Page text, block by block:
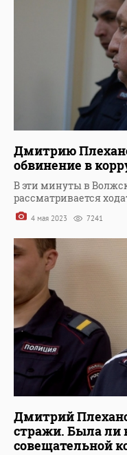
Дмитрию
обвинение в
В эти минуты в
рассматривается
4 мая 2023 7241
Дмитрий
стражи. Была ли
совещательной